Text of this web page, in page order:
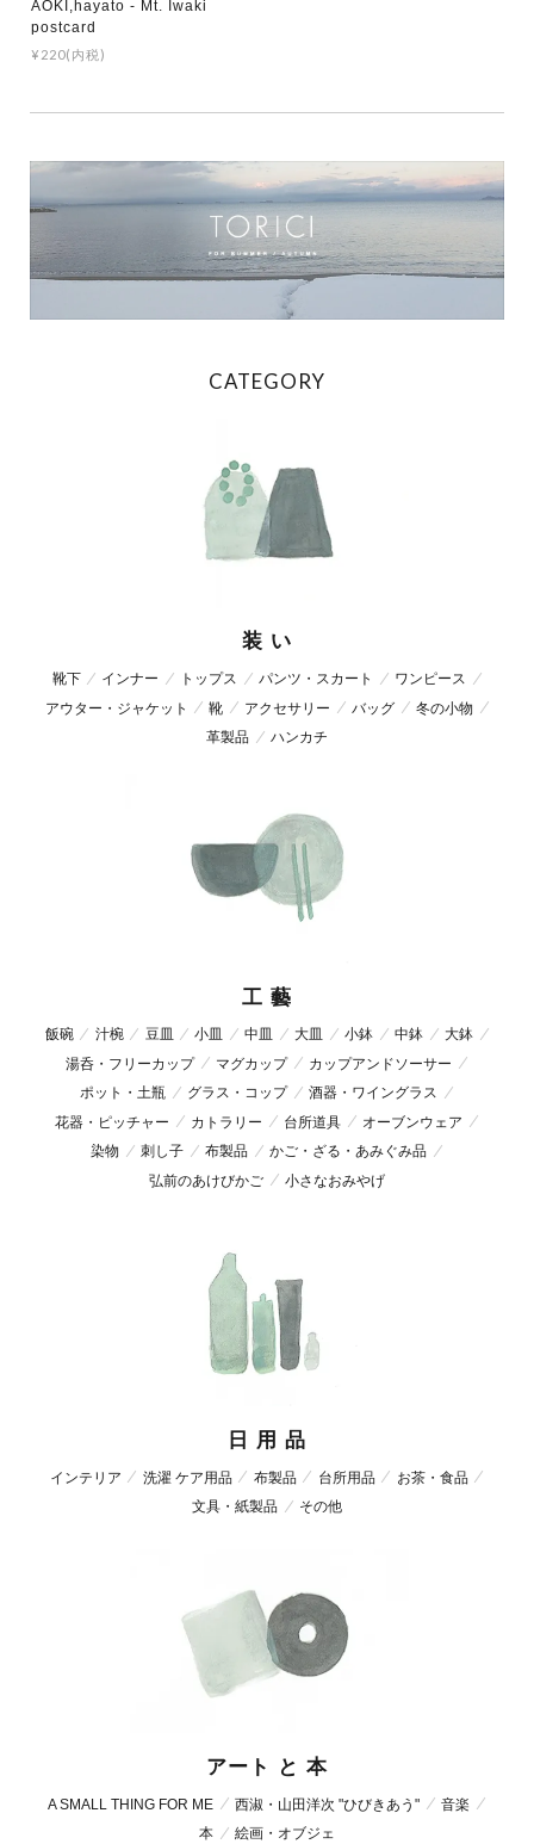
AOKI,hayato - Mt. Iwaki
postcard
¥220(内税)
CATEGORY
装 い
靴下 インナー トップス パンツ・スカート
ワンピース
アウター・ジャケット
靴 アクセサリー バッグ
冬の小物
革製品
ハンカチ
工 藝
飯碗 汁椀 豆皿 小皿 中皿 大皿 小鉢 中鉢
大鉢
湯呑・フリーカップ
マグカップ
カップアンドソーサー
ポット・土瓶
グラス・コップ
酒器・ワイングラス
花器・ピッチャー
カトラリー 台所道具
オーブンウェア
染物
刺し子 布製品
かご・ざる・あみぐみ品
弘前のあけびかご
小さなおみやげ
日 用 品
インテリア 洗濯 ケア用品 布製品 台所用品
お茶・食品
文具・紙製品
その他
アート と 本
A SMALL THING FOR ME 西淑・山田洋次 "ひびきあう"
音楽
本
絵画・オブジェ